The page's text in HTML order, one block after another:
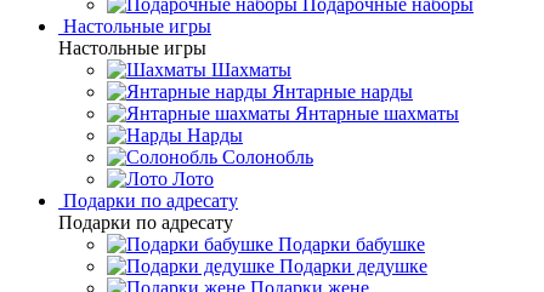
Подарочные наборы
Настольные игры
Настольные игры
Шахматы
Янтарные нарды
Янтарные шахматы
Нарды
Солонобль
Лото
Подарки по адресату
Подарки по адресату
Подарки бабушке
Подарки дедушке
Подарки жене